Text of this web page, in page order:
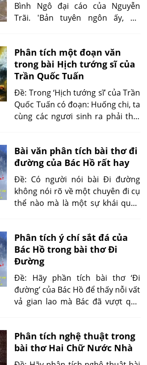
Bình Ngô đại cáo của Nguyễn
Trãi. 'Bản tuyên ngôn ấy, do
của một nhà chính trị, một nhà
quân sự, một nhà văn lớn mà
nhân dân ta và thế giới...'
Phân tích một đoạn văn
trong bài Hịch tướng sĩ của
Trần Quốc Tuấn
Đề: Trong ‘Hịch tướng sĩ’ của Trần
Quốc Tuấn có đoạn: Huống chi, ta
cùng các ngươi sinh ra phải thời
nghênh ngang ngoài đường, uốn
lưỡi cú diều mà sỉ mắng triều
đình, đem thân dê chó mà bắt nạt
tể phụ, lại thác mệnh Hốt Tất Liệt
mà đòi ngọc lụa, để thoả lòng
tham khôn cùng, giả hiệu Vân
vét của kho có hạn. Thật khác nào
ném thịt cho hô’ đói, sao cho khỏi
gây tai hoạ về sau!. Ta thường tới
bữa quên ăn, nửa đêm vỗ gối,
ruột đau như cắt, nước mắt đầm
đìa, chỉ căm tức rằng chưa xẻ thịt
lột da, nuốt gan uổng máu quân
trong da ngựa ta cũng vui lòng.
Em hãy phân tích đoạn văn trên:
Bài văn phân tích bài thơ đi
đường của Bác Hồ rất hay
Đề: Có người nói bài Đi đường
không nói rõ về một chuyên đi cụ
thể nào mà là một sự khái quát,
về việc đi đường và rộng ra là về
đường đời, đường cách mạng. Em
hãy phân tích bài thơ và nêu ý
kiến của mình.
Phân tích ý chí sắt đá của
Bác Hồ trong bài thơ Đi
Đường
Đề: Hãy phần tích bài thơ ‘Đi
đường’ của Bác Hồ để thấy nỗi vất
vả gian lao mà Bác đã vượt qua
Phân tích nghệ thuật trong
bài thơ Hai Chữ Nước Nhà